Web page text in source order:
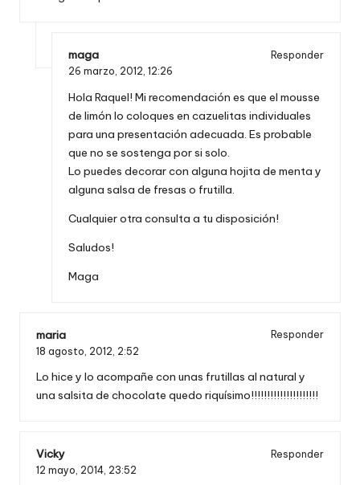
maga
Responder
26 marzo, 2012, 12:26
Hola Raquel! Mi recomendación es que el mousse
de limón lo coloques en cazuelitas individuales
para una presentación adecuada. Es probable
que no se sostenga por si solo.
Lo puedes decorar con alguna hojita de menta y
alguna salsa de fresas o frutilla.
Cualquier otra consulta a tu disposición!
Saludos!
Maga
maria
Responder
18 agosto, 2012, 2:52
Lo hice y lo acompañe con unas frutillas al natural y
una salsita de chocolate quedo riquísimo!!!!!!!!!!!!!!!!!!!!!
Vicky
Responder
12 mayo, 2014, 23:52